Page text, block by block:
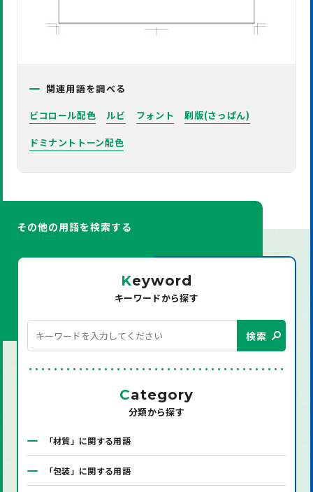
関連用語を調べる
ビコロール配色
ルビ フォント 刷版(さっぱん)
ドミナントトーン配色
その他の用語を検索する
Keyword
キーワードから探す
検索
Category
分類から探す
「材質」に関する用語
「包装」に関する用語